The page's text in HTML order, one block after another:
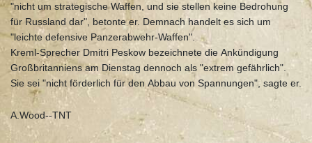
"nicht um strategische Waffen, und sie stellen keine Bedrohung
für Russland dar", betonte er. Demnach handelt es sich um
"leichte defensive Panzerabwehr-Waffen".
Kreml-Sprecher Dmitri Peskow bezeichnete die Ankündigung
Großbritanniens am Dienstag dennoch als "extrem gefährlich".
Sie sei "nicht förderlich für den Abbau von Spannungen", sagte er.
A.Wood--TNT